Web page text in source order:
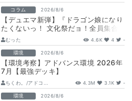
コラム 2026/8/6
【デュエマ新弾】『ドラゴン娘になり
たくないっ！ 文化祭だョ！全員集合!!
ドラ娘100％パック』注目カードまと
め…
むった 4.6K 4 -
環境 2026/8/6
【環境考察】アドバンス環境 2026年
7月【最強デッキ】
ちくわ。/アドコ... 4.3M 3.1K -
環境 2026/8/6